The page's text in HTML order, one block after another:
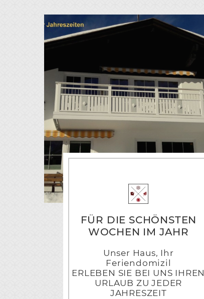
FÜR DIE SCHÖNSTEN
WOCHEN IM JAHR
Unser Haus, Ihr
Feriendomizil
ERLEBEN SIE BEI UNS IHREN
URLAUB ZU JEDER
JAHRESZEIT